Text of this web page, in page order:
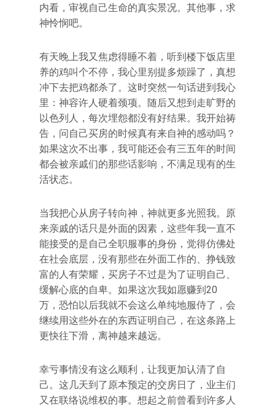
内看，审视自己生命的真实景况。其他事，求
神怜悯吧。
有天晚上我又焦虑得睡不着，听到楼下饭店里
养的鸡叫个不停，我心里别提多烦躁了，真想
冲下去把鸡都杀了。这时突然一句话进到我心
里：神容许人硬着颈项。随后又想到走旷野的
以色列人，每次埋怨都没有好结果。我开始祷
告，问自己买房的时候真有来自神的感动吗？
如果这次不出事，我可能还会有三五年的时间
都会被亲戚们的那些话影响，不满足现有的生
活状态。
当我把心从房子转向神，神就更多光照我。原
来亲戚的话只是外面的因素，这些年我一直不
能接受的是自己全职服事的身份，觉得仿佛处
在社会底层，没有那些在外面工作的、挣钱致
富的人有荣耀，买房子不过是为了证明自己、
缓解心底的自卑。如果这次我如愿赚到20
万，恐怕以后我就不会这么单纯地服侍了，会
继续用这些外在的东西证明自己，在这条路上
更快往下滑，离神越来越远。
幸亏事情没有这么顺利，让我更加认清了自
己。这几天到了原本预定的交房日了，业主们
又在联络说维权的事。想起之前曾看到许多人